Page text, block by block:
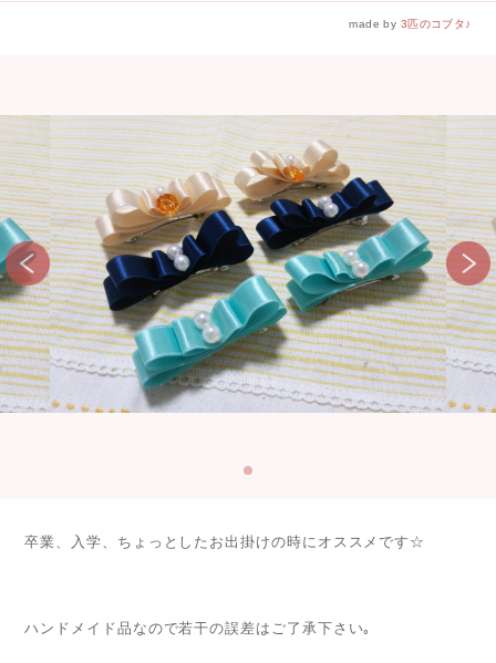
made by 3匹のコブタ♪
卒業、入学、ちょっとしたお出掛けの時にオススメです☆
ハンドメイド品なので若干の誤差はご了承下さい｡